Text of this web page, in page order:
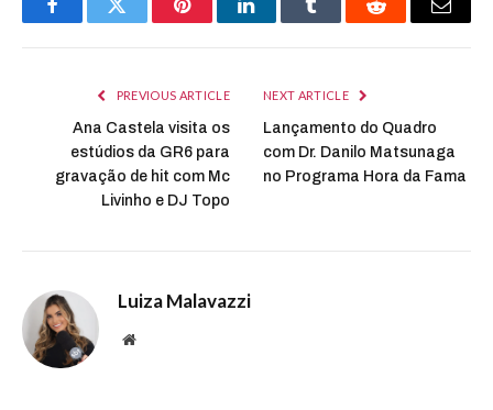
FacebookTwitter PinterestLinkedInTumblr Reddit Email
PREVIOUS ARTICLE
Ana Castela visita os
estúdios da GR6 para
gravação de hit com Mc
Livinho e DJ Topo
NEXT ARTICLE
Lançamento do Quadro
com Dr. Danilo Matsunaga
no Programa Hora da Fama
Luiza Malavazzi
Website